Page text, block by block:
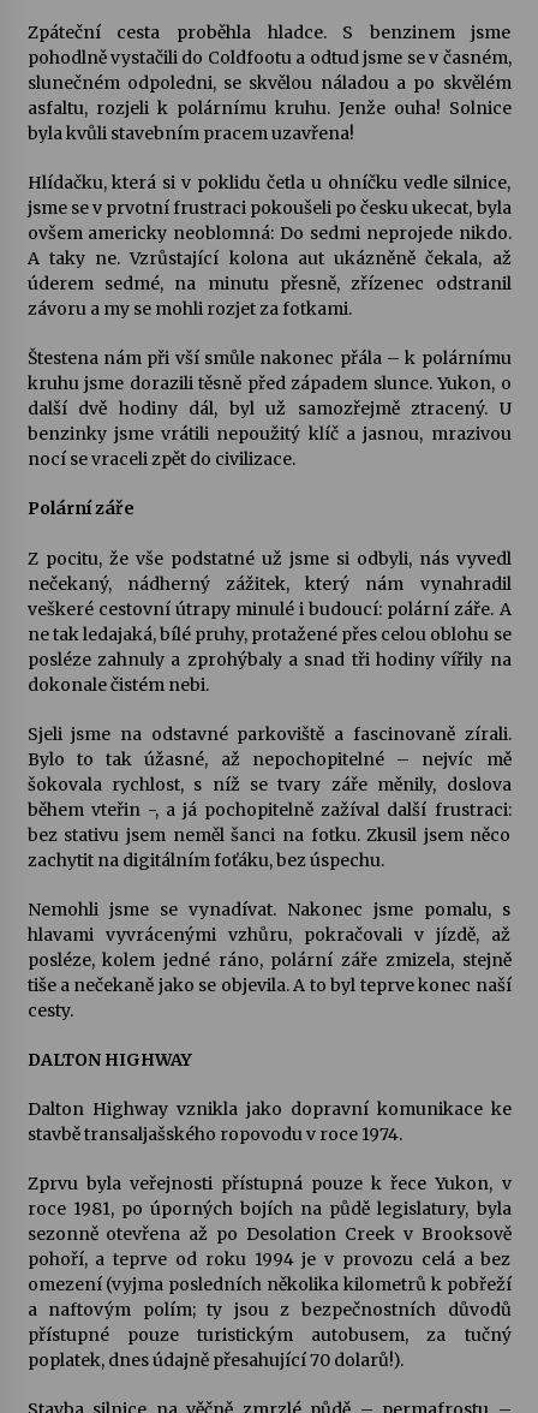
Zpáteční cesta proběhla hladce. S benzinem jsme
pohodlně vystačili do Coldfootu a odtud jsme se v časném,
slunečném odpoledni, se skvělou náladou a po skvělém
asfaltu, rozjeli k polárnímu kruhu. Jenže ouha! Solnice
byla kvůli stavebním pracem uzavřena!
Hlídačku, která si v poklidu četla u ohníčku vedle silnice,
jsme se v prvotní frustraci pokoušeli po česku ukecat, byla
ovšem americky neoblomná: Do sedmi neprojede nikdo.
A taky ne. Vzrůstající kolona aut ukázněně čekala, až
úderem sedmé, na minutu přesně, zřízenec odstranil
závoru a my se mohli rozjet za fotkami.
Štestena nám při vší smůle nakonec přála – k polárnímu
kruhu jsme dorazili těsně před západem slunce. Yukon, o
další dvě hodiny dál, byl už samozřejmě ztracený. U
benzinky jsme vrátili nepoužitý klíč a jasnou, mrazivou
nocí se vraceli zpět do civilizace.
Polární záře
Z pocitu, že vše podstatné už jsme si odbyli, nás vyvedl
nečekaný, nádherný zážitek, který nám vynahradil
veškeré cestovní útrapy minulé i budoucí: polární záře. A
ne tak ledajaká, bílé pruhy, protažené přes celou oblohu se
posléze zahnuly a zprohýbaly a snad tři hodiny vířily na
dokonale čistém nebi.
Sjeli jsme na odstavné parkoviště a fascinovaně zírali.
Bylo to tak úžasné, až nepochopitelné – nejvíc mě
šokovala rychlost, s níž se tvary záře měnily, doslova
během vteřin -, a já pochopitelně zažíval další frustraci:
bez stativu jsem neměl šanci na fotku. Zkusil jsem něco
zachytit na digitálním foťáku, bez úspechu.
Nemohli jsme se vynadívat. Nakonec jsme pomalu, s
hlavami vyvrácenými vzhůru, pokračovali v jízdě, až
posléze, kolem jedné ráno, polární záře zmizela, stejně
tiše a nečekaně jako se objevila. A to byl teprve konec naší
cesty.
DALTON HIGHWAY
Dalton Highway vznikla jako dopravní komunikace ke
stavbě transaljašského ropovodu v roce 1974.
Zprvu byla veřejnosti přístupná pouze k řece Yukon, v
roce 1981, po úporných bojích na půdě legislatury, byla
sezonně otevřena až po Desolation Creek v Brooksově
pohoří, a teprve od roku 1994 je v provozu celá a bez
omezení (vyjma posledních několika kilometrů k pobřeží
a naftovým polím; ty jsou z bezpečnostních důvodů
přístupné pouze turistickým autobusem, za tučný
poplatek, dnes údajně přesahující 70 dolarů!).